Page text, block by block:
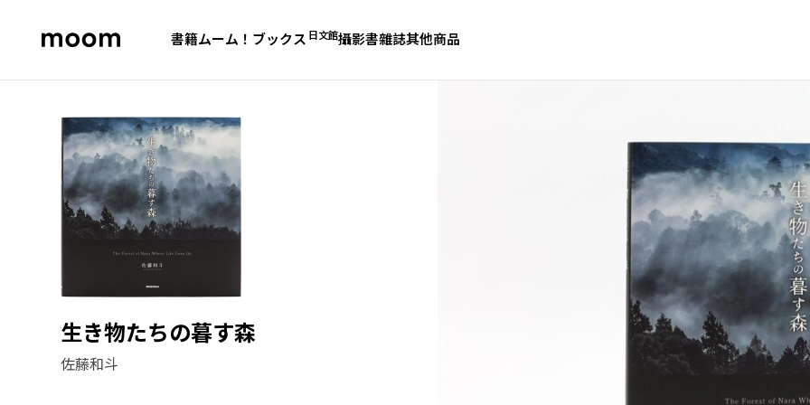
書籍ムーム！ブックス 日文館攝影書雜誌其他商品
生き物たちの暮す森
佐藤和斗